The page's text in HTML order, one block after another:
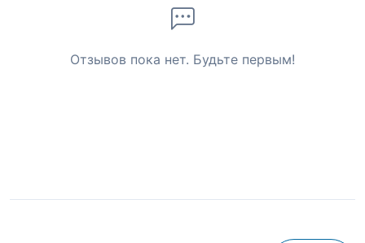
Отзывов пока нет. Будьте первым!